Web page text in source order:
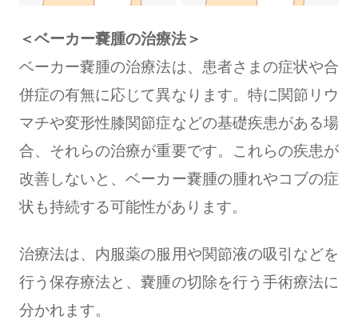
＜ベーカー嚢腫の治療法＞
ベーカー嚢腫の治療法は、患者さまの症状や合
併症の有無に応じて異なります。特に関節リウ
マチや変形性膝関節症などの基礎疾患がある場
合、それらの治療が重要です。これらの疾患が
改善しないと、ベーカー嚢腫の腫れやコブの症
状も持続する可能性があります。
治療法は、内服薬の服用や関節液の吸引などを
行う保存療法と、嚢腫の切除を行う手術療法に
分かれます。